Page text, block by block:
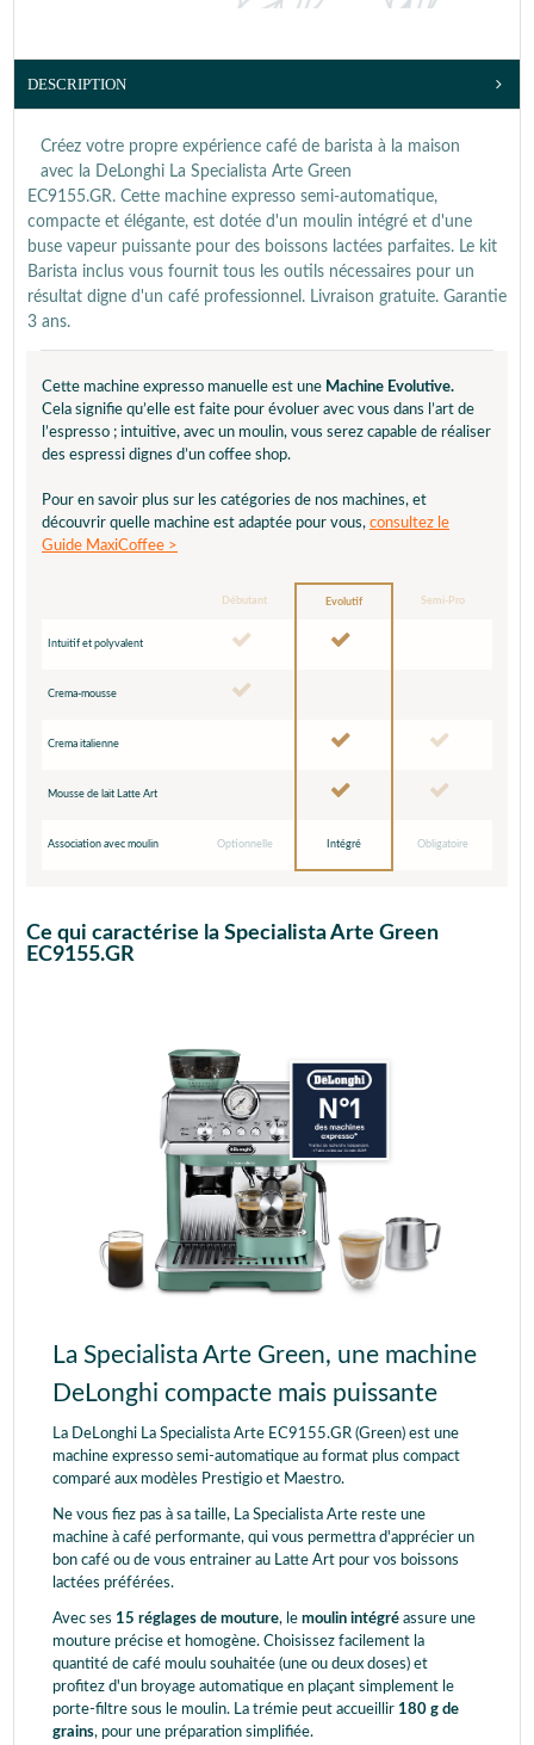
DESCRIPTION
Créez votre propre expérience café de barista à la maison
avec la DeLonghi La Specialista Arte Green
EC9155.GR. Cette machine expresso semi-automatique,
compacte et élégante, est dotée d'un moulin intégré et d'une
buse vapeur puissante pour des boissons lactées parfaites. Le kit
Barista inclus vous fournit tous les outils nécessaires pour un
résultat digne d'un café professionnel. Livraison gratuite. Garantie
3 ans.
Cette machine expresso manuelle est une Machine Evolutive.
Cela signifie qu’elle est faite pour évoluer avec vous dans l’art de
l’espresso ; intuitive, avec un moulin, vous serez capable de réaliser
des espressi dignes d’un coffee shop.
Pour en savoir plus sur les catégories de nos machines, et
découvrir quelle machine est adaptée pour vous, consultez le
Guide MaxiCoffee >
Débutant Evolutif Semi-Pro
Intuitif et polyvalent
Crema-mousse
Crema italienne
Mousse de lait Latte Art
Association avec moulin Optionnelle Intégré Obligatoire
Ce qui caractérise la Specialista Arte Green
EC9155.GR
La Specialista Arte Green, une machine
DeLonghi compacte mais puissante
La DeLonghi La Specialista Arte EC9155.GR (Green) est une
machine expresso semi-automatique au format plus compact
comparé aux modèles Prestigio et Maestro.
Ne vous fiez pas à sa taille, La Specialista Arte reste une
machine à café performante, qui vous permettra d'apprécier un
bon café ou de vous entrainer au Latte Art pour vos boissons
lactées préférées.
Avec ses 15 réglages de mouture, le moulin intégré assure une
mouture précise et homogène. Choisissez facilement la
quantité de café moulu souhaitée (une ou deux doses) et
profitez d'un broyage automatique en plaçant simplement le
porte-filtre sous le moulin. La trémie peut accueillir 180 g de
grains, pour une préparation simplifiée.